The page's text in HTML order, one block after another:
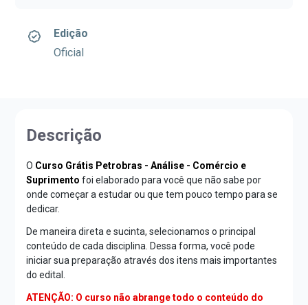
Edição
Oficial
Descrição
O Curso Grátis Petrobras - Análise - Comércio e
Suprimento foi elaborado para você que não sabe por
onde começar a estudar ou que tem pouco tempo para se
dedicar.
De maneira direta e sucinta, selecionamos o principal
conteúdo de cada disciplina. Dessa forma, você pode
iniciar sua preparação através dos itens mais importantes
do edital.
ATENÇÃO: O curso não abrange todo o conteúdo do